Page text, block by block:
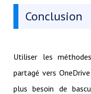
Conclusion
Utiliser les
partagé vers
plus besoin de